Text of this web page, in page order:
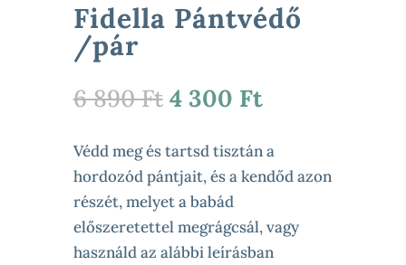
Fidella Pántvédő
/pár
6 890Ft Original
was:
6
890 Ft.
4 300 FtCurrent
is:
4
Védd meg és tartsd tisztán a
hordozód pántjait, és a kendőd azon
részét, melyet a babád
előszeretettel megrágcsál, vagy
használd az alábbi leírásban